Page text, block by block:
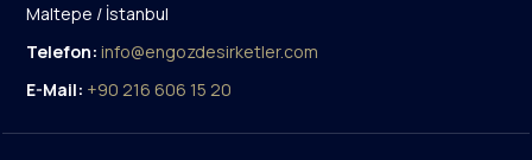
Maltepe / İstanbul
Telefon: info@engozdesirketler.com
E-Mail: +90 216 606 15 20